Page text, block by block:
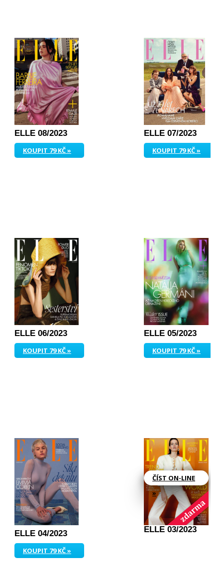
ELLE 08/2023
KOUPIT 79 KČ »
ELLE 07/2023
KOUPIT 79 KČ »
ELLE 06/2023
KOUPIT 79 KČ »
ELLE 05/2023
KOUPIT 79 KČ »
ELLE 04/2023
KOUPIT 79 KČ »
ELLE 03/2023
ČÍST ON-LINE
»